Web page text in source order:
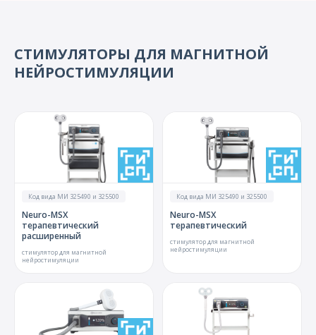
О компании
СТИМУЛЯТОРЫ ДЛЯ МАГНИТНОЙ
НЕЙРОСТИМУЛЯЦИИ
Код вида МИ 325490 и 325500
Neuro-МSX
терапевтический
стимулятор для магнитной
нейростимуляции
Код вида МИ 325490 и 325500
Neuro-МSX
терапевтический
расширенный
стимулятор для магнитной
нейростимуляции